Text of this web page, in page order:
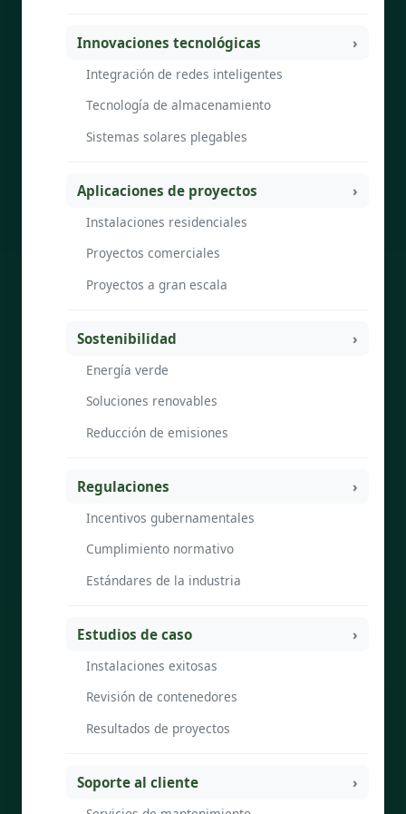
Innovaciones tecnológicas
Integración de redes inteligentes
Tecnología de almacenamiento
Sistemas solares plegables
Aplicaciones de proyectos
Instalaciones residenciales
Proyectos comerciales
Proyectos a gran escala
Sostenibilidad
Energía verde
Soluciones renovables
Reducción de emisiones
Regulaciones
Incentivos gubernamentales
Cumplimiento normativo
Estándares de la industria
Estudios de caso
Instalaciones exitosas
Revisión de contenedores
Resultados de proyectos
Soporte al cliente